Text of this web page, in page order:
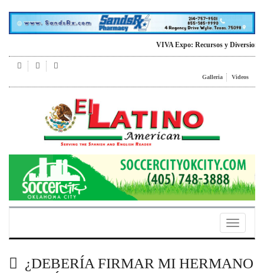
VIVA Expo: Recursos y Diversion
Galleria Videos
Toggle
¿DEBERÍA FIRMAR MI HERMANO